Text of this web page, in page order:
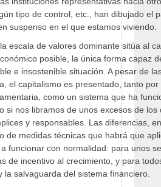
tipo de control, etc., han dibujado el
suspenso en el que estamos viviendo.
escala de valores dominante sitúa al
posible, la única forma capaz
e insostenible situación. A pesar de
el capitalismo es presentado, tanto
como un sistema que ha
si nos libramos de unos excesos de los
y responsables. Las diferencias,
de medidas técnicas que habrá que
funcionar con normalidad: para unos
de incentivo al crecimiento, y para
la salvaguarda del sistema financiero.